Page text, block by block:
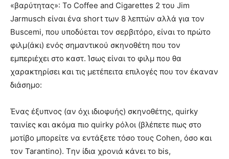
«βαρύτητας»: Το Coffee and Cigarettes 2 του Jim
Jarmusch είναι ένα short των 8 λεπτών αλλά για τον
Buscemi, που υποδύεται τον σερβιτόρο, είναι το πρώτο
φιλμ(άκι) ενός σημαντικού σκηνοθέτη που τον
εμπεριέχει στο καστ. Ίσως είναι το φιλμ που θα
χαρακτηρίσει και τις μετέπειτα επιλογές που τον έκαναν
διάσημο:
Ένας έξυπνος (αν όχι ιδιοφυής) σκηνοθέτης, quirky
ταινίες και ακόμα πιο quirky ρόλοι (βλέπετε πως στο
μοτίβο μπορείτε να εντάξετε τόσο τους Cohen, όσο και
τον Tarantino). Tην ίδια χρονιά κάνει το bis,